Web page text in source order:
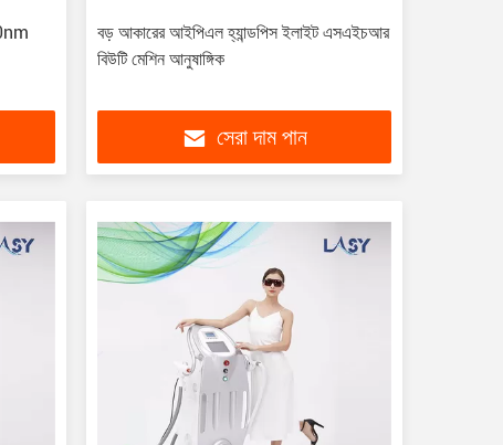
বড় আকারের আইপিএল হ্যান্ডপিস ইলাইট এসএইচআর
বিউটি মেশিন আনুষাঙ্গিক
সেরা দাম পান